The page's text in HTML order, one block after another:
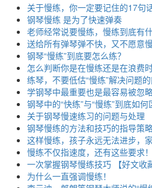
关于慢练，你一定要记住的17句
钢琴慢练 是为了快速弹奏
老师经常说要慢练，慢练到底有
送给所有弹琴弹不快，又不愿意
钢琴“慢练”到底要怎么练？
怎么判断你是在慢练还是在浪费时
练琴，不要低估“慢练”解决问题
学钢琴中最重要也是最容易被
钢琴中的“快练”与“慢练”到底如何
关于钢琴慢速练习的问题与处理
钢琴慢练的方法和技巧的指导策
这样慢练，孩子永远无法进步，家
慢练不仅指速度，还有这些要求！
一次掌握钢琴慢练技巧 【好文收
为什么一直强调慢练！